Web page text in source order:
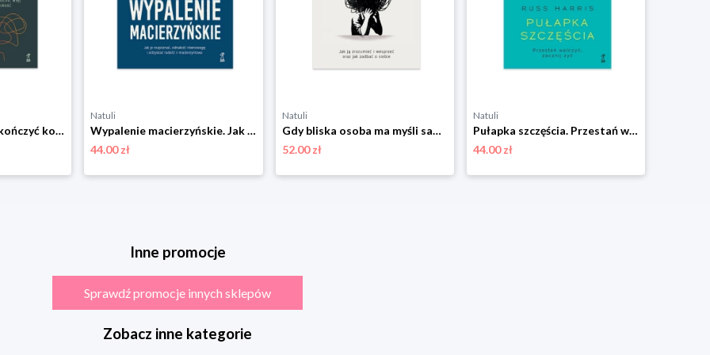
ACT dla par. Jak zakończyć konflikty, wzmocnić więź i odzyskać utraconą bliskość Gwp
Natuli
Wypalenie macierzyńskie. Jak je rozpoznać, odnaleźć równowagę i odzyskać radość z macierzyństwa Gwp
44.00 zł
Natuli
Gdy bliska osoba ma myśli samobójcze. Jak ją zrozumieć i wesprzeć oraz jak zadbać o siebie Gwp
52.00 zł
Natuli
Pułapka szczęścia. Przestań walczyć, zacznij żyć Gwp
44.00 zł
Inne promocje
Sprawdź promocje innych sklepów
Zobacz inne kategorie